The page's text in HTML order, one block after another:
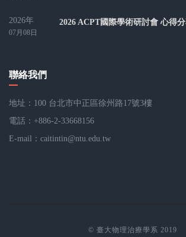
2026年
07月08日
2026 ACPT國際學術研討會 心得
聯絡我們
地址：100 台北市中正區徐州路17號3樓
電話：+886-2-33668156
E-mail： caitintin@ntu.edu.tw
© 臺大物理治療學系 2019